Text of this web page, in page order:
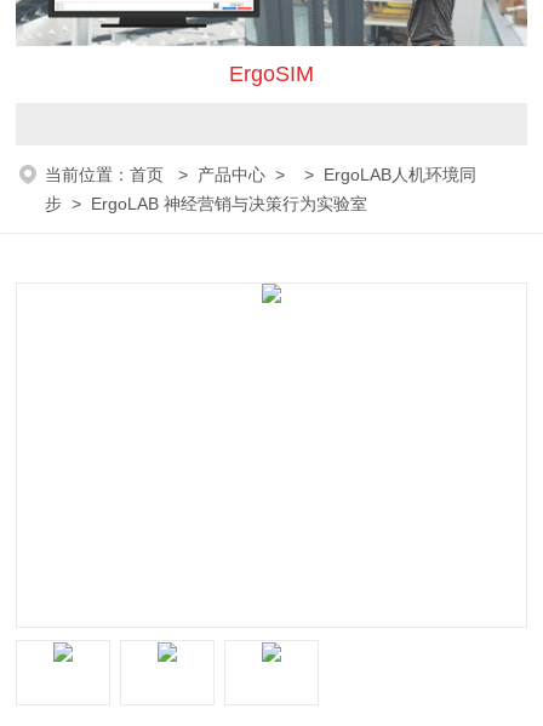
ErgoSIM
当前位置：首页 > 产品中心 > > ErgoLAB人机环境同
步 > ErgoLAB 神经营销与决策行为实验室